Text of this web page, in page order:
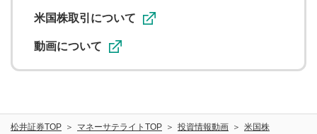
ることがあります。
米国株取引について
動画について
松井証券TOP マネーサテライトTOP 投資情報動画
米国株